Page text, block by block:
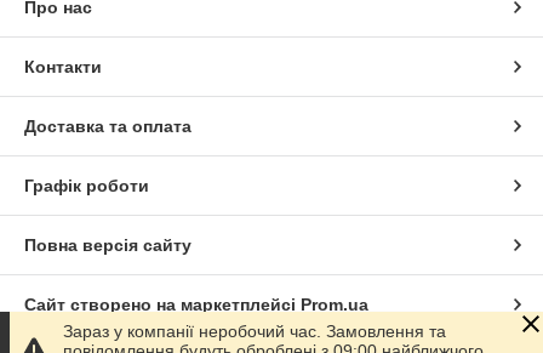
Про нас
Контакти
Доставка та оплата
Графік роботи
Повна версія сайту
Сайт створено на маркетплейсі Prom.ua
Зараз у компанії неробочий час. Замовлення та